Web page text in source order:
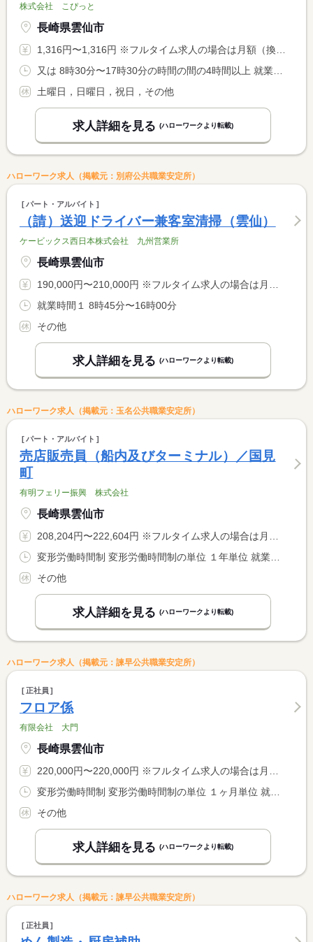
株式会社 こぴっと
長崎県雲仙市
1,316円〜1,316円 ※フルタイム求人の場合は月額（換算額）、パート求人の場合は時間額を表示しています。
土曜日，日曜日，祝日，その他
求人詳細を見る (ハローワークより転載)
ハローワーク求人（掲載元：別府公共職業安定所）
パート・アルバイト
（請）送迎ドライバー兼客室清掃（雲仙）
ケービックス西日本株式会社 九州営業所
長崎県雲仙市
190,000円〜210,000円 ※フルタイム求人の場合は月額（換算額）、パート求人の場合は時間額を表示しています。
就業時間１ 8時45分〜16時00分
その他
求人詳細を見る (ハローワークより転載)
ハローワーク求人（掲載元：玉名公共職業安定所）
パート・アルバイト
売店販売員（船内及びターミナル）／国見
町
有明フェリー振興 株式会社
長崎県雲仙市
208,204円〜222,604円 ※フルタイム求人の場合は月額（換算額）、パート求人の場合は時間額を表示しています。
その他
求人詳細を見る (ハローワークより転載)
ハローワーク求人（掲載元：諫早公共職業安定所）
正社員
フロア係
有限会社 大門
長崎県雲仙市
220,000円〜220,000円 ※フルタイム求人の場合は月額（換算額）、パート求人の場合は時間額を表示しています。
その他
求人詳細を見る (ハローワークより転載)
ハローワーク求人（掲載元：諫早公共職業安定所）
正社員